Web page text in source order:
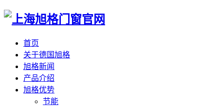
首页
关于德国旭格
旭格新闻
产品介绍
旭格优势
节能